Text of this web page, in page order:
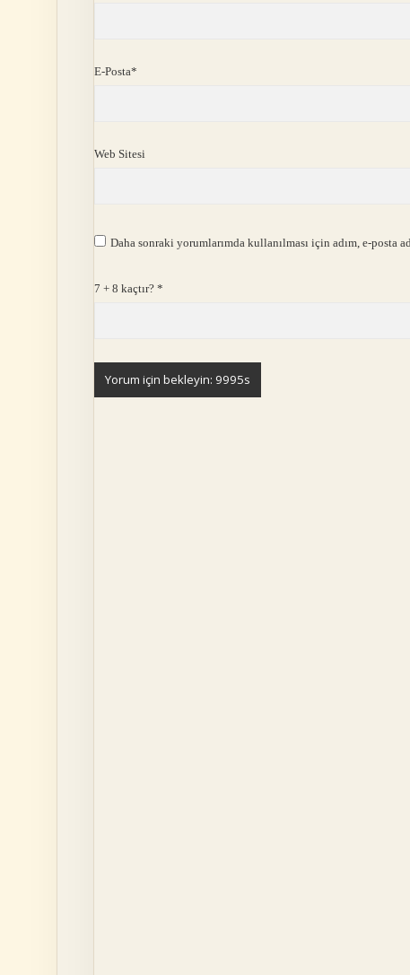
E-Posta*
Web Sitesi
Daha sonraki yorumlarımda kullanılması için adım, e-posta
7 + 8 kaçtır? *